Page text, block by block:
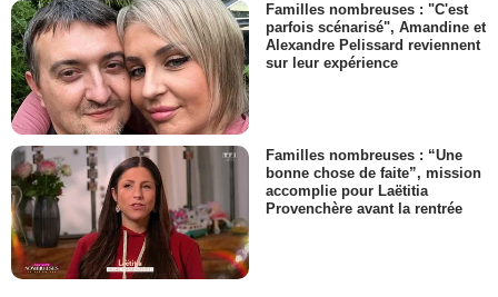
Familles nombreuses : "C'est
parfois scénarisé", Amandine et
Alexandre Pelissard reviennent
sur leur expérience
Familles nombreuses : “Une
bonne chose de faite”, mission
accomplie pour Laëtitia
Provenchère avant la rentrée